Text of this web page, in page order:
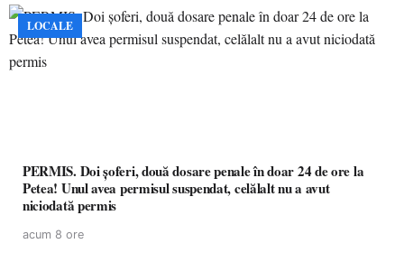
LOCALE
PERMIS. Doi șoferi, două dosare penale în doar 24 de ore la
Petea! Unul avea permisul suspendat, celălalt nu a avut
niciodată permis
acum 8 ore